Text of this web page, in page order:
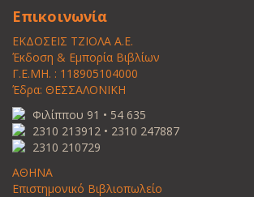
Επικοινωνία
ΕΚΔΟΣΕΙΣ ΤΖΙΟΛΑ Α.Ε.
Έκδοση & Εμπορία Βιβλίων
Γ.Ε.ΜΗ. : 118905104000
Έδρα: ΘΕΣΣΑΛΟΝΙΚΗ
Φιλίππου 91 • 54 635
2310 213912 • 2310 247887
2310 210729
ΑΘΗΝΑ
Επιστημονικό Βιβλιοπωλείο